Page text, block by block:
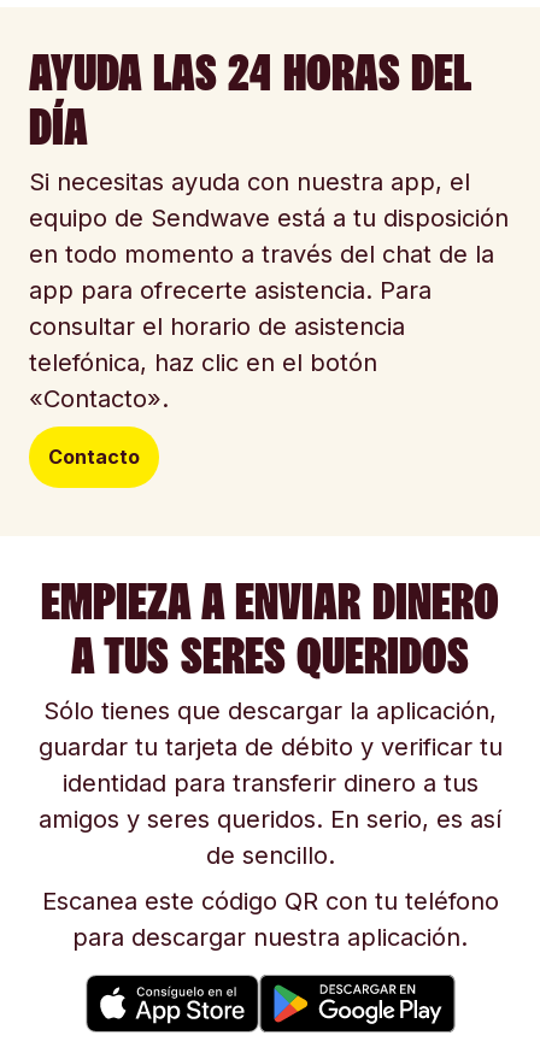
AYUDA LAS 24 HORAS DEL
DÍA
Si necesitas ayuda con nuestra app, el
equipo de Sendwave está a tu disposición
en todo momento a través del chat de la
app para ofrecerte asistencia. Para
consultar el horario de asistencia
telefónica, haz clic en el botón
«Contacto».
Contacto
EMPIEZA A ENVIAR DINERO
A TUS SERES QUERIDOS
Sólo tienes que descargar la aplicación,
guardar tu tarjeta de débito y verificar tu
identidad para transferir dinero a tus
amigos y seres queridos. En serio, es así
de sencillo.
Escanea este código QR con tu teléfono
para descargar nuestra aplicación.